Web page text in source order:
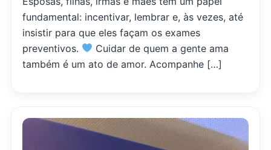
fundamental: incentivar, lembrar e, às vezes, até
insistir para que eles façam os exames
preventivos.
Cuidar de quem a gente ama
também é um ato de amor. ‌Acompanhe […]